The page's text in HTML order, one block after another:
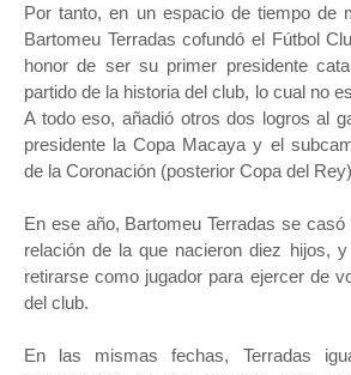
Por tanto, en un espacio de tiempo de
Bartomeu Terradas cofundó el Fútbol
honor de ser su primer presidente
partido de la historia del club, lo cual no
A todo eso, añadió otros dos logros al
presidente la Copa Macaya y el
de la Coronación (posterior Copa del
En ese año, Bartomeu Terradas se
relación de la que nacieron diez hijos,
retirarse como jugador para ejercer de
del club.
En las mismas fechas, Terradas